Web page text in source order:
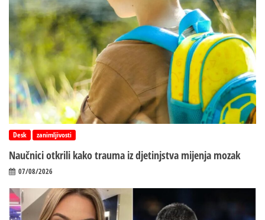
Desk zanimljivosti
Naučnici otkrili kako trauma iz d‌jetinjstva mijenja mozak
07/08/2026